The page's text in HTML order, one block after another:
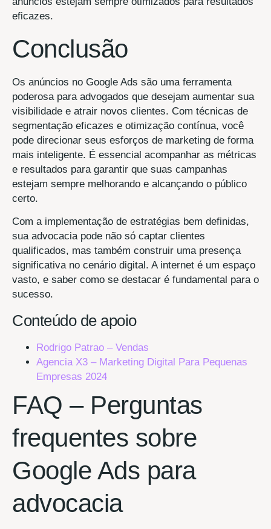
eficazes.
Conclusão
Os anúncios no Google Ads são uma ferramenta
poderosa para advogados que desejam aumentar sua
visibilidade e atrair novos clientes. Com técnicas de
segmentação eficazes e otimização contínua, você
pode direcionar seus esforços de marketing de forma
mais inteligente. É essencial acompanhar as métricas
e resultados para garantir que suas campanhas
estejam sempre melhorando e alcançando o público
certo.
Com a implementação de estratégias bem definidas,
sua advocacia pode não só captar clientes
qualificados, mas também construir uma presença
significativa no cenário digital. A internet é um espaço
vasto, e saber como se destacar é fundamental para o
sucesso.
Conteúdo de apoio
Rodrigo Patrao – Vendas
Agencia X3 – Marketing Digital Para Pequenas
Empresas 2024
FAQ – Perguntas
frequentes sobre
Google Ads para
advocacia